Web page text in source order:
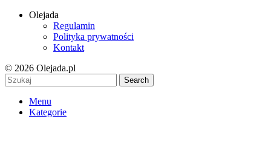
Olejada
Regulamin
Polityka prywatności
Kontakt
© 2026 Olejada.pl
Search
Menu
Kategorie